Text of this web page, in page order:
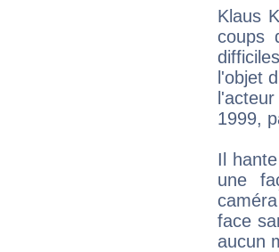
Klaus
coups
l'objet
1999,
Il
une
face
aucun